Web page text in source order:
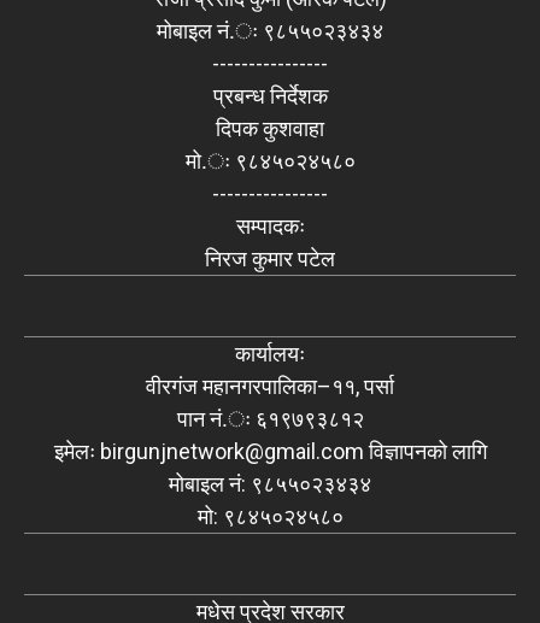
मोबाइल नं.ः ९८५५०२३४३४
----------------
प्रबन्ध निर्देशक
दिपक कुशवाहा
मो.ः ९८४५०२४५८०
----------------
सम्पादकः
निरज कुमार पटेल
कार्यालयः
वीरगंज महानगरपालिका–११, पर्सा
पान नं.ः ६१९७९३८१२
इमेलः birgunjnetwork@gmail.comविज्ञापनको लागि
मोबाइल नं: ९८५५०२३४३४
मो: ९८४५०२४५८०
मधेस प्रदेश सरकार